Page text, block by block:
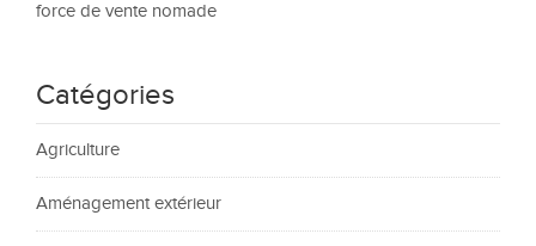
force de vente nomade
Catégories
Agriculture
Aménagement extérieur